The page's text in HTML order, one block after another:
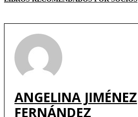
ANGELINA JIMÉNEZ
FERNÁNDEZ